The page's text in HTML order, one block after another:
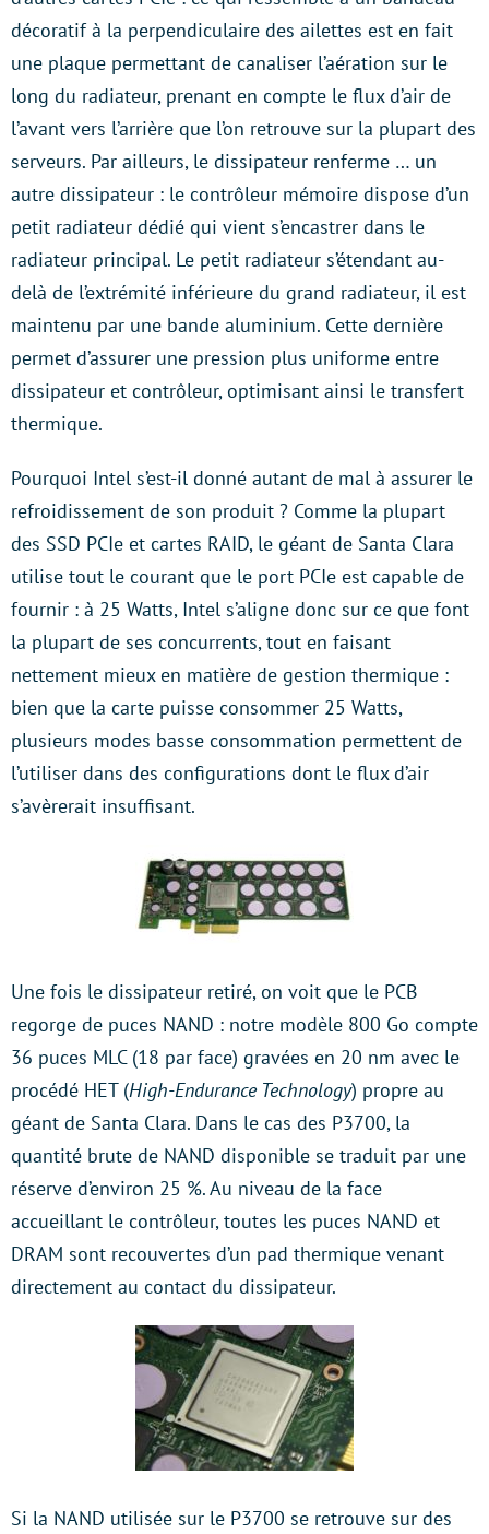
décoratif à la perpendiculaire des ailettes est en fait
une plaque permettant de canaliser l’aération sur le
long du radiateur, prenant en compte le flux d’air de
l’avant vers l’arrière que l’on retrouve sur la plupart des
serveurs. Par ailleurs, le dissipateur renferme … un
autre dissipateur : le contrôleur mémoire dispose d’un
petit radiateur dédié qui vient s’encastrer dans le
radiateur principal. Le petit radiateur s’étendant au-
delà de l’extrémité inférieure du grand radiateur, il est
maintenu par une bande aluminium. Cette dernière
permet d’assurer une pression plus uniforme entre
dissipateur et contrôleur, optimisant ainsi le transfert
thermique.
Pourquoi Intel s’est-il donné autant de mal à assurer le
refroidissement de son produit ? Comme la plupart
des SSD PCIe et cartes RAID, le géant de Santa Clara
utilise tout le courant que le port PCIe est capable de
fournir : à 25 Watts, Intel s’aligne donc sur ce que font
la plupart de ses concurrents, tout en faisant
nettement mieux en matière de gestion thermique :
bien que la carte puisse consommer 25 Watts,
plusieurs modes basse consommation permettent de
l’utiliser dans des configurations dont le flux d’air
s’avèrerait insuffisant.
Une fois le dissipateur retiré, on voit que le PCB
regorge de puces NAND : notre modèle 800 Go compte
36 puces MLC (18 par face) gravées en 20 nm avec le
procédé HET (High-Endurance Technology) propre au
géant de Santa Clara. Dans le cas des P3700, la
quantité brute de NAND disponible se traduit par une
réserve d’environ 25 %. Au niveau de la face
accueillant le contrôleur, toutes les puces NAND et
DRAM sont recouvertes d’un pad thermique venant
directement au contact du dissipateur.
Si la NAND utilisée sur le P3700 se retrouve sur des